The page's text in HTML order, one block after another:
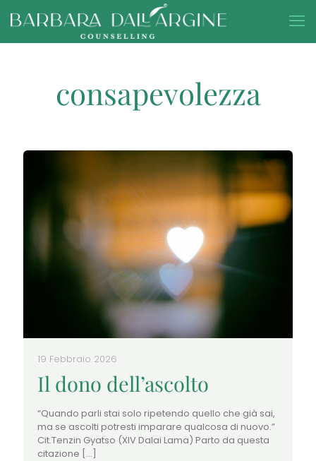
consapevolezza
19 Febbraio 2026
Il dono dell’ascolto
“Quando parli stai solo ripetendo quello che già sai,
ma se ascolti potresti imparare qualcosa di nuovo.”
Cit.Tenzin Gyatso (XIV Dalai Lama) Parto da questa
citazione […]